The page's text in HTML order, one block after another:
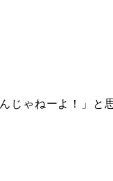
じゃねーよ！」と